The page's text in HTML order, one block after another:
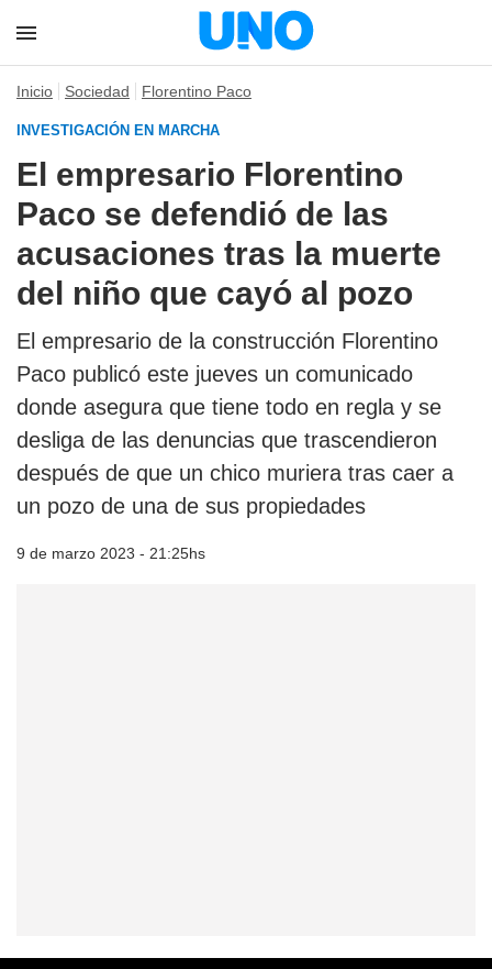
Inicio Sociedad Florentino Paco
INVESTIGACIÓN EN MARCHA
El empresario Florentino
Paco se defendió de las
acusaciones tras la muerte
del niño que cayó al pozo
El empresario de la construcción Florentino
Paco publicó este jueves un comunicado
donde asegura que tiene todo en regla y se
desliga de las denuncias que trascendieron
después de que un chico muriera tras caer a
un pozo de una de sus propiedades
9 de marzo 2023 - 21:25hs